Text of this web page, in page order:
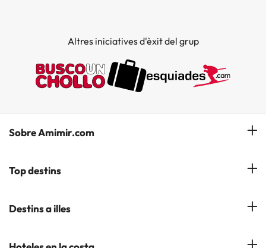
Altres iniciatives d'èxit del grup
Sobre Amimir.com
¿Qui som?
Opinions
Top destins
Hotels a Salou
Destins a illes
Hotels a les Illes Balears